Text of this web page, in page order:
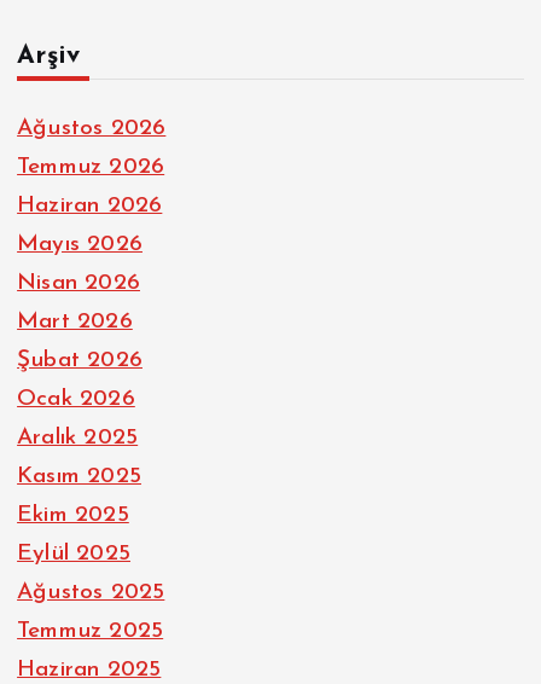
Arşiv
Ağustos 2026
Temmuz 2026
Haziran 2026
Mayıs 2026
Nisan 2026
Mart 2026
Şubat 2026
Ocak 2026
Aralık 2025
Kasım 2025
Ekim 2025
Eylül 2025
Ağustos 2025
Temmuz 2025
Haziran 2025